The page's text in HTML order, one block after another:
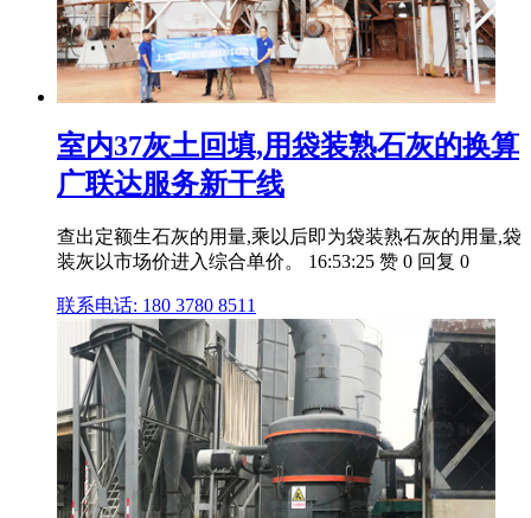
室内37灰土回填,用袋装熟石灰的换算
广联达服务新干线
查出定额生石灰的用量,乘以后即为袋装熟石灰的用量,袋
装灰以市场价进入综合单价。 16:53:25 赞 0 回复 0
联系电话: 180 3780 8511